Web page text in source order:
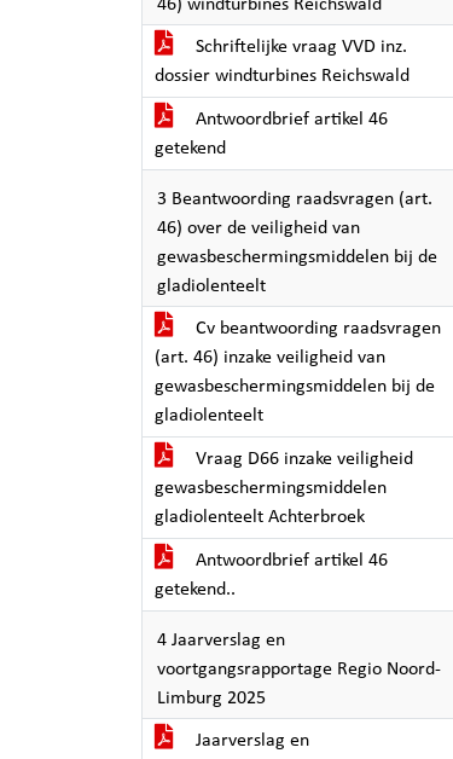
46) windturbines Reichswald
Schriftelijke vraag VVD inz.
dossier windturbines Reichswald
Antwoordbrief artikel 46
getekend
3 Beantwoording raadsvragen (art.
46) over de veiligheid van
gewasbeschermingsmiddelen bij de
gladiolenteelt
Cv beantwoording raadsvragen
(art. 46) inzake veiligheid van
gewasbeschermingsmiddelen bij de
gladiolenteelt
Vraag D66 inzake veiligheid
gewasbeschermingsmiddelen
gladiolenteelt Achterbroek
Antwoordbrief artikel 46
getekend..
4 Jaarverslag en
voortgangsrapportage Regio Noord-
Limburg 2025
Jaarverslag en